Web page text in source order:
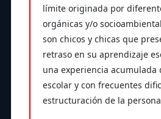
límite originada por
orgánicas y/o
son chicos y chicas que
retraso en su aprendizaje
una experiencia acumulada
escolar y con frecuentes
estructuración de la